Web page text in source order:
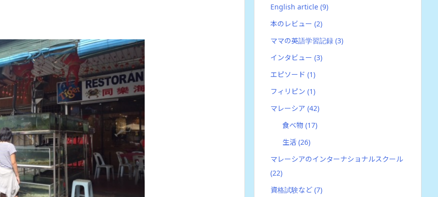
English article (9)
本のレビュー (2)
ママの英語学習記録 (3)
インタビュー (3)
エピソード (1)
フィリピン (1)
マレーシア (42)
食べ物(17)
生活(26)
マレーシアのインターナショナルスクール
(22)
資格試験など (7)